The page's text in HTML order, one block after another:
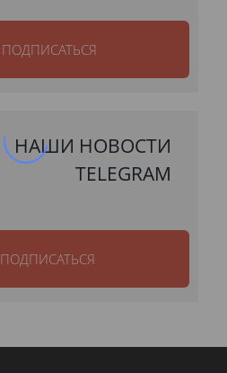
ПОДПИСАТЬСЯ
НАШИ НОВОСТИ
TELEGRAM
ПОДПИСАТЬСЯ